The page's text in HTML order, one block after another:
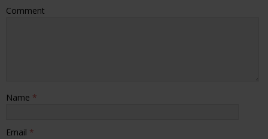
Comment
Name *
Email *